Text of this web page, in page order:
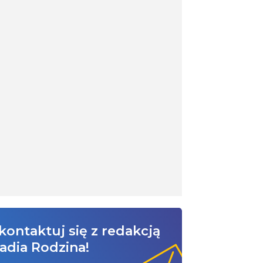
się z redakcją
Rodzina!